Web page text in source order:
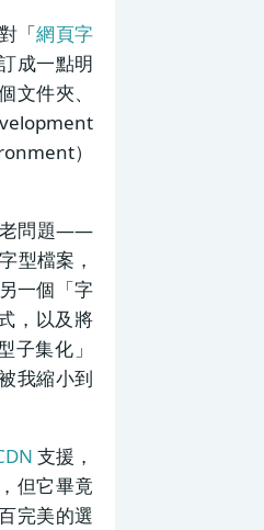
「網頁字
成一點明
件夾、
）
老問題——
型檔案，
一個「字
，以及將
子集化」
我縮小到
支援，
但它畢竟
完美的選